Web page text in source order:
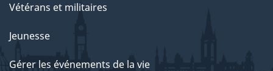
Vétérans et militaires
Jeunesse
Gérer les événements de la vie